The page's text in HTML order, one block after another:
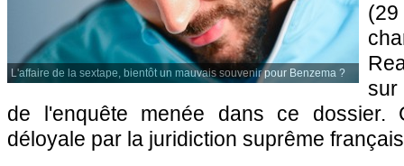
L'affaire de la sextape, bientôt un mauvais souvenir pour Benzema ?
(29
sur
de l'enquête menée dans ce dossier.
déloyale par la juridiction suprême